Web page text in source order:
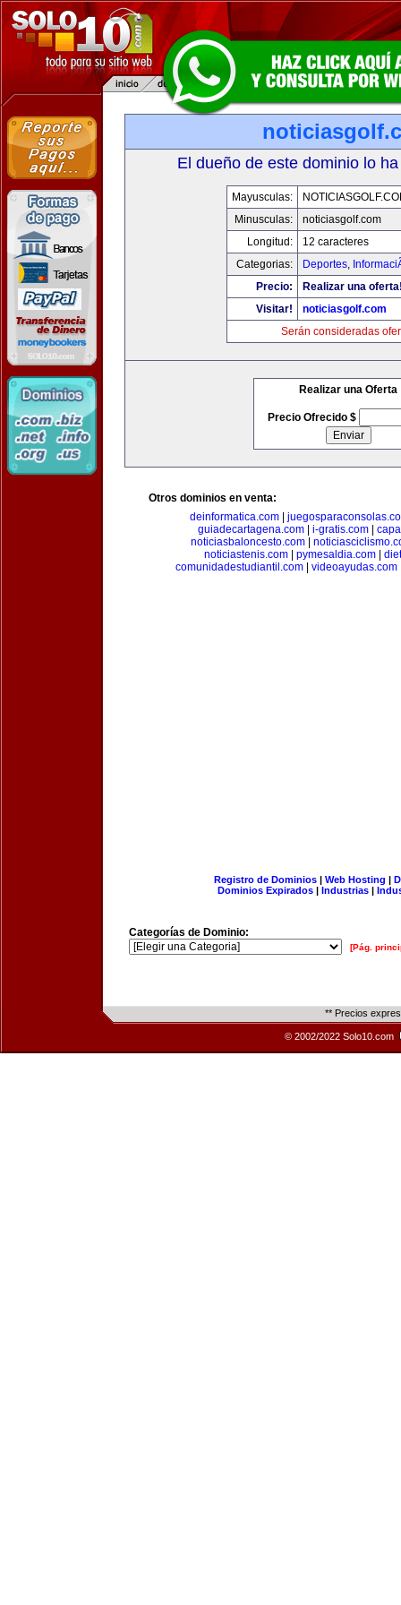
El dueño de este dominio lo
Mayusculas:
Minusculas:
noticiasgolf.com
Longitud:
12 caracteres
Categorias:
Deportes,
Precio:
Realizar una
Visitar!
noticiasgolf.com
Serán consideradas
Realizar una Oferta
Precio Ofrecido $
Otros dominios en venta:
deinformatica.com
guiadecartagena.com| i-gratis.com|
noticiasbaloncesto.com
noticiastenis.com
pymesaldia.com
comunidadestudiantil.com| videoayudas.com
Registro de Dominios| Web Hosting |
Dominios Expirados | Industrias |
Categorías de Dominio:
[Pág.
** Precios
© 2002/2022 Solo10.com